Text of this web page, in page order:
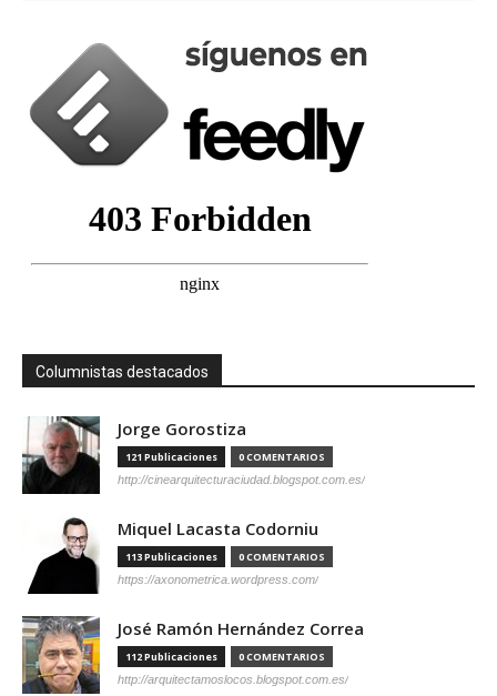
Columnistas destacados
Jorge Gorostiza
121 Publicaciones 0 COMENTARIOS
http://cinearquitecturaciudad.blogspot.com.es/
Miquel Lacasta Codorniu
113 Publicaciones 0 COMENTARIOS
https://axonometrica.wordpress.com/
José Ramón Hernández Correa
112 Publicaciones 0 COMENTARIOS
http://arquitectamoslocos.blogspot.com.es/